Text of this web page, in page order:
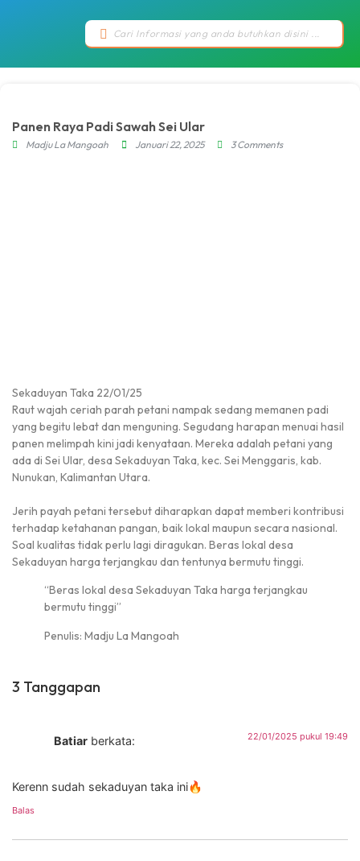
Panen Raya Padi Sawah Sei Ular
Madju La Mangoah Januari 22, 2025 3 Comments
Sekaduyan Taka 22/01/25
Raut wajah ceriah parah petani nampak sedang memanen padi
yang begitu lebat dan menguning. Segudang harapan menuai hasil
panen melimpah kini jadi kenyataan. Mereka adalah petani yang
ada di Sei Ular, desa Sekaduyan Taka, kec. Sei Menggaris, kab.
Nunukan, Kalimantan Utara.
Jerih payah petani tersebut diharapkan dapat memberi kontribusi
terhadap ketahanan pangan, baik lokal maupun secara nasional.
Soal kualitas tidak perlu lagi diragukan. Beras lokal desa
Sekaduyan harga terjangkau dan tentunya bermutu tinggi.
“Beras lokal desa Sekaduyan Taka harga terjangkau
bermutu tinggi”
Penulis: Madju La Mangoah
3 Tanggapan
Batiar berkata: 22/01/2025 pukul 19:49
Kerenn sudah sekaduyan taka ini🔥
Balas